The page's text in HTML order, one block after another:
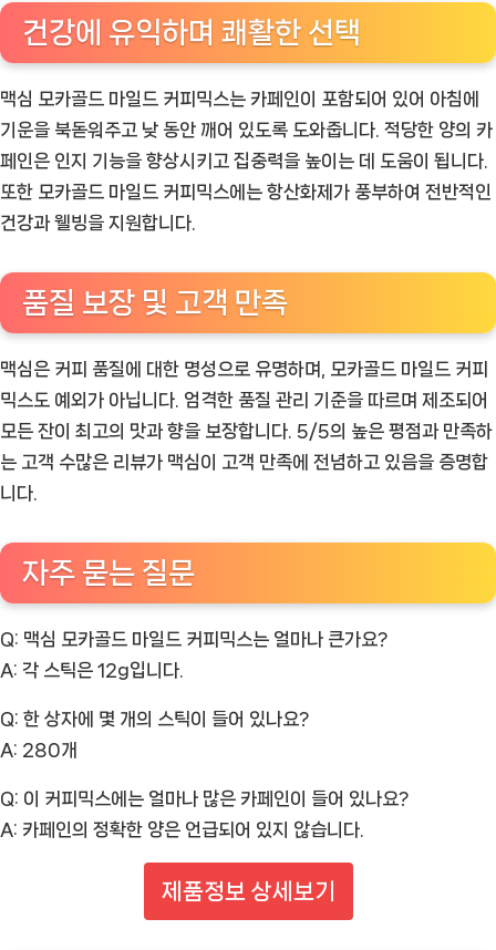
건강에 유익하며 쾌활한 선택
맥심 모카골드 마일드 커피믹스는 카페인이 포함되어 있어 아침에
기운을 북돋워주고 낮 동안 깨어 있도록 도와줍니다. 적당한 양의 카
페인은 인지 기능을 향상시키고 집중력을 높이는 데 도움이 됩니다.
또한 모카골드 마일드 커피믹스에는 항산화제가 풍부하여 전반적인
건강과 웰빙을 지원합니다.
품질 보장 및 고객 만족
맥심은 커피 품질에 대한 명성으로 유명하며, 모카골드 마일드 커피
믹스도 예외가 아닙니다. 엄격한 품질 관리 기준을 따르며 제조되어
모든 잔이 최고의 맛과 향을 보장합니다. 5/5의 높은 평점과 만족하
는 고객 수많은 리뷰가 맥심이 고객 만족에 전념하고 있음을 증명합
니다.
자주 묻는 질문
Q: 맥심 모카골드 마일드 커피믹스는 얼마나 큰가요?
A: 각 스틱은 12g입니다.
Q: 한 상자에 몇 개의 스틱이 들어 있나요?
A: 280개
Q: 이 커피믹스에는 얼마나 많은 카페인이 들어 있나요?
A: 카페인의 정확한 양은 언급되어 있지 않습니다.
제품정보 상세보기